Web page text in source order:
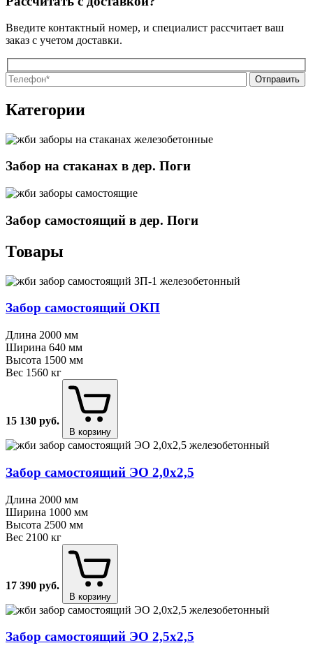
Введите контактный номер, и специалист рассчитает ваш
заказ с учетом доставки.
Категории
Забор на стаканах в дер. Поги
Забор самостоящий в дер. Поги
Товары
Забор самостоящий ОКП
Длина 2000 мм
Ширина 640 мм
Высота 1500 мм
Вес 1560 кг
15 130 руб.
В корзину
Забор самостоящий ЭО 2,0х2,5
Длина 2000 мм
Ширина 1000 мм
Высота 2500 мм
Вес 2100 кг
17 390 руб.
В корзину
Забор самостоящий ЭО 2,5х2,5